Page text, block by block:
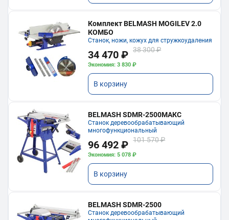
Комплект BELMASH MOGILEV 2.0
КОМБО
Станок, ножи, кожух для стружкоудаления
34 470 ₽ 38 300 ₽
Экономия: 3 830 ₽
В корзину
BELMASH SDMR-2500МАКС
Станок деревообрабатывающий
многофункциональный
96 492 ₽ 101 570 ₽
Экономия: 5 078 ₽
В корзину
BELMASH SDMR-2500
Станок деревообрабатывающий